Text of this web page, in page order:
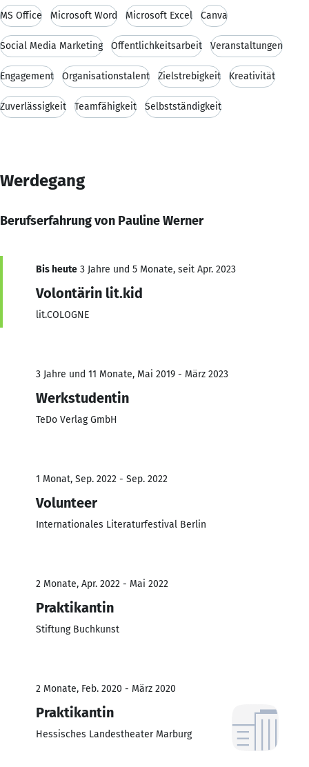
MS Office Microsoft Word Microsoft Excel Canva
Social Media Marketing Öffentlichkeitsarbeit Veranstaltungen
Engagement Organisationstalent Zielstrebigkeit Kreativität
Zuverlässigkeit Teamfähigkeit Selbstständigkeit
Werdegang
Berufserfahrung von Pauline Werner
Bis heute 3 Jahre und 5 Monate, seit Apr. 2023
Volontärin lit.kid
lit.COLOGNE
3 Jahre und 11 Monate, Mai 2019 - März 2023
Werkstudentin
TeDo Verlag GmbH
1 Monat, Sep. 2022 - Sep. 2022
Volunteer
Internationales Literaturfestival Berlin
2 Monate, Apr. 2022 - Mai 2022
Praktikantin
Stiftung Buchkunst
2 Monate, Feb. 2020 - März 2020
Praktikantin
Hessisches Landestheater Marburg